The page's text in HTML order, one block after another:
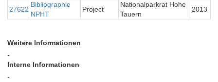
27622
Bibliographie
NPHT
Project
Nationalparkrat Hohe
Tauern
2013
Weitere Informationen
-
Interne Informationen
-